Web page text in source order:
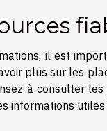
il est
plus sur les
à consulter
informations